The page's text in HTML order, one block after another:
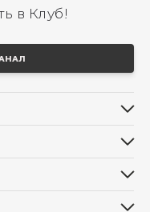
в Клуб!